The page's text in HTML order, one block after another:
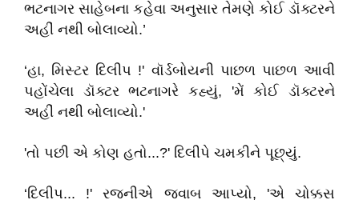
ભટનાગર સાહેબના કહેવા અનુસાર તેમણે કોઈ ડૉક્ટરને
અહીં નથી બોલાવ્યો.’
‘હા, મિસ્ટર દિલીપ !' વૉર્ડબોયની પાછળ પાછળ આવી
પહોંચેલા ડૉક્ટર ભટનાગરે કહ્યું, 'મેં કોઈ ડૉક્ટરને
અહીં નથી બોલાવ્યો.'
'તો પછી એ કોણ હતો...?' દિલીપે ચમકીને પૂછ્યું.
‘દિલીપ... !' રજનીએ જવાબ આપ્યો, 'એ ચોક્કસ